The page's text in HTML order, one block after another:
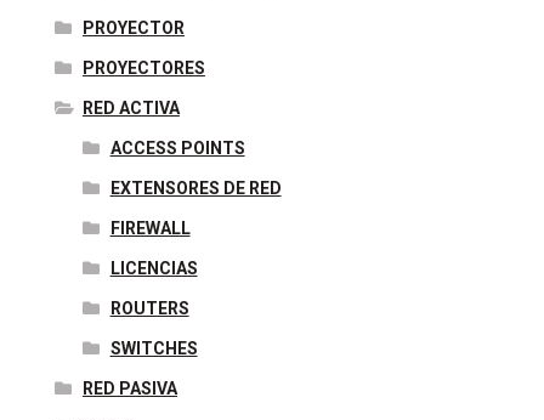
PROYECTOR
PROYECTORES
RED ACTIVA
ACCESS POINTS
EXTENSORES DE RED
FIREWALL
LICENCIAS
ROUTERS
SWITCHES
RED PASIVA